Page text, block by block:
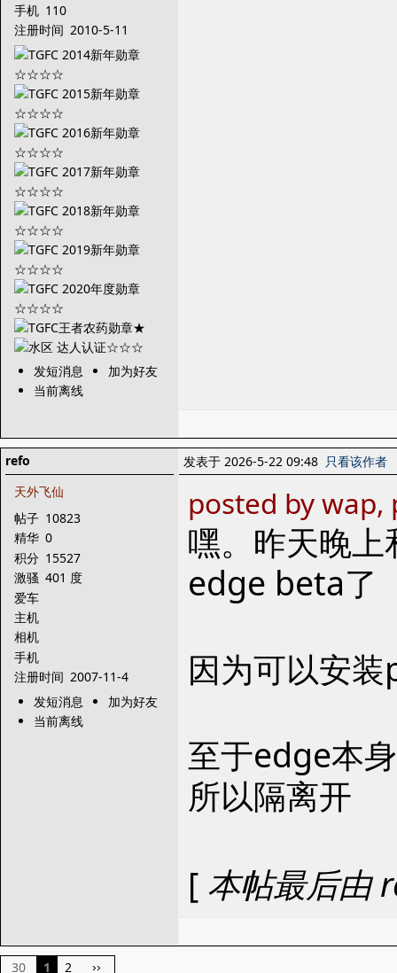
手机 110
注册时间 2010-5-11
发短消息
加为好友
当前离线
refo
天外飞仙
帖子 10823
精华 0
积分 15527
激骚 401 度
爱车
主机
相机
手机
注册时间 2007-11-4
发短消息
加为好友
当前离线
发表于 2026-5-22 09:48 只看该作者
posted by
嘿。昨天晚
edge beta了
因为可以安
至于edge本
所以隔离开
[ 本帖最后由
30 1 2 ››